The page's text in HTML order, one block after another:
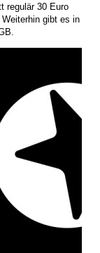
regulär 30 Euro
gibt es in